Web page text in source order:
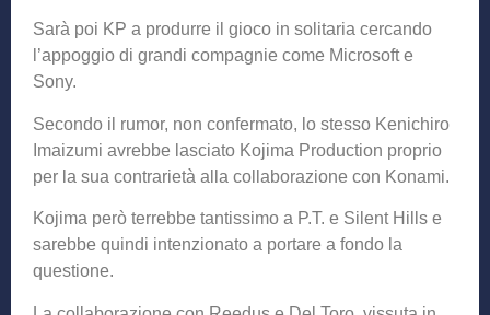
Sarà poi KP a produrre il gioco in solitaria cercando
l’appoggio di grandi compagnie come Microsoft e
Sony.
Secondo il rumor, non confermato, lo stesso Kenichiro
Imaizumi avrebbe lasciato Kojima Production proprio
per la sua contrarietà alla collaborazione con Konami.
Kojima però terrebbe tantissimo a P.T. e Silent Hills e
sarebbe quindi intenzionato a portare a fondo la
questione.